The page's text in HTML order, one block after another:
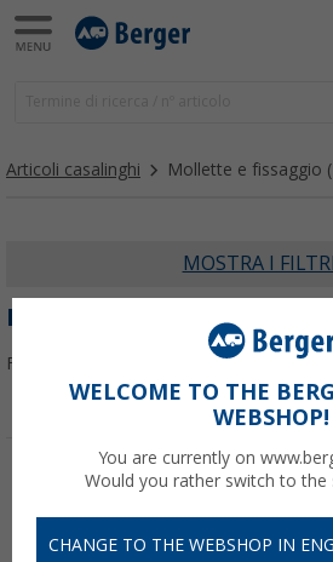
Articoli casalinghi Mollette e fissaggio
MOSTRA I FILTRI
MOLLETTE E FISSAGGIO
Filtrare per:
WELCOME TO THE
WEBSHOP!
You are currently on
Would you rather switch to the
CHANGE TO THE WEBSHOP IN